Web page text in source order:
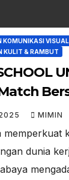
KOMUNIKASI VISUAL
KULIT & RAMBUT
MIMIN
memperkuat
dunia